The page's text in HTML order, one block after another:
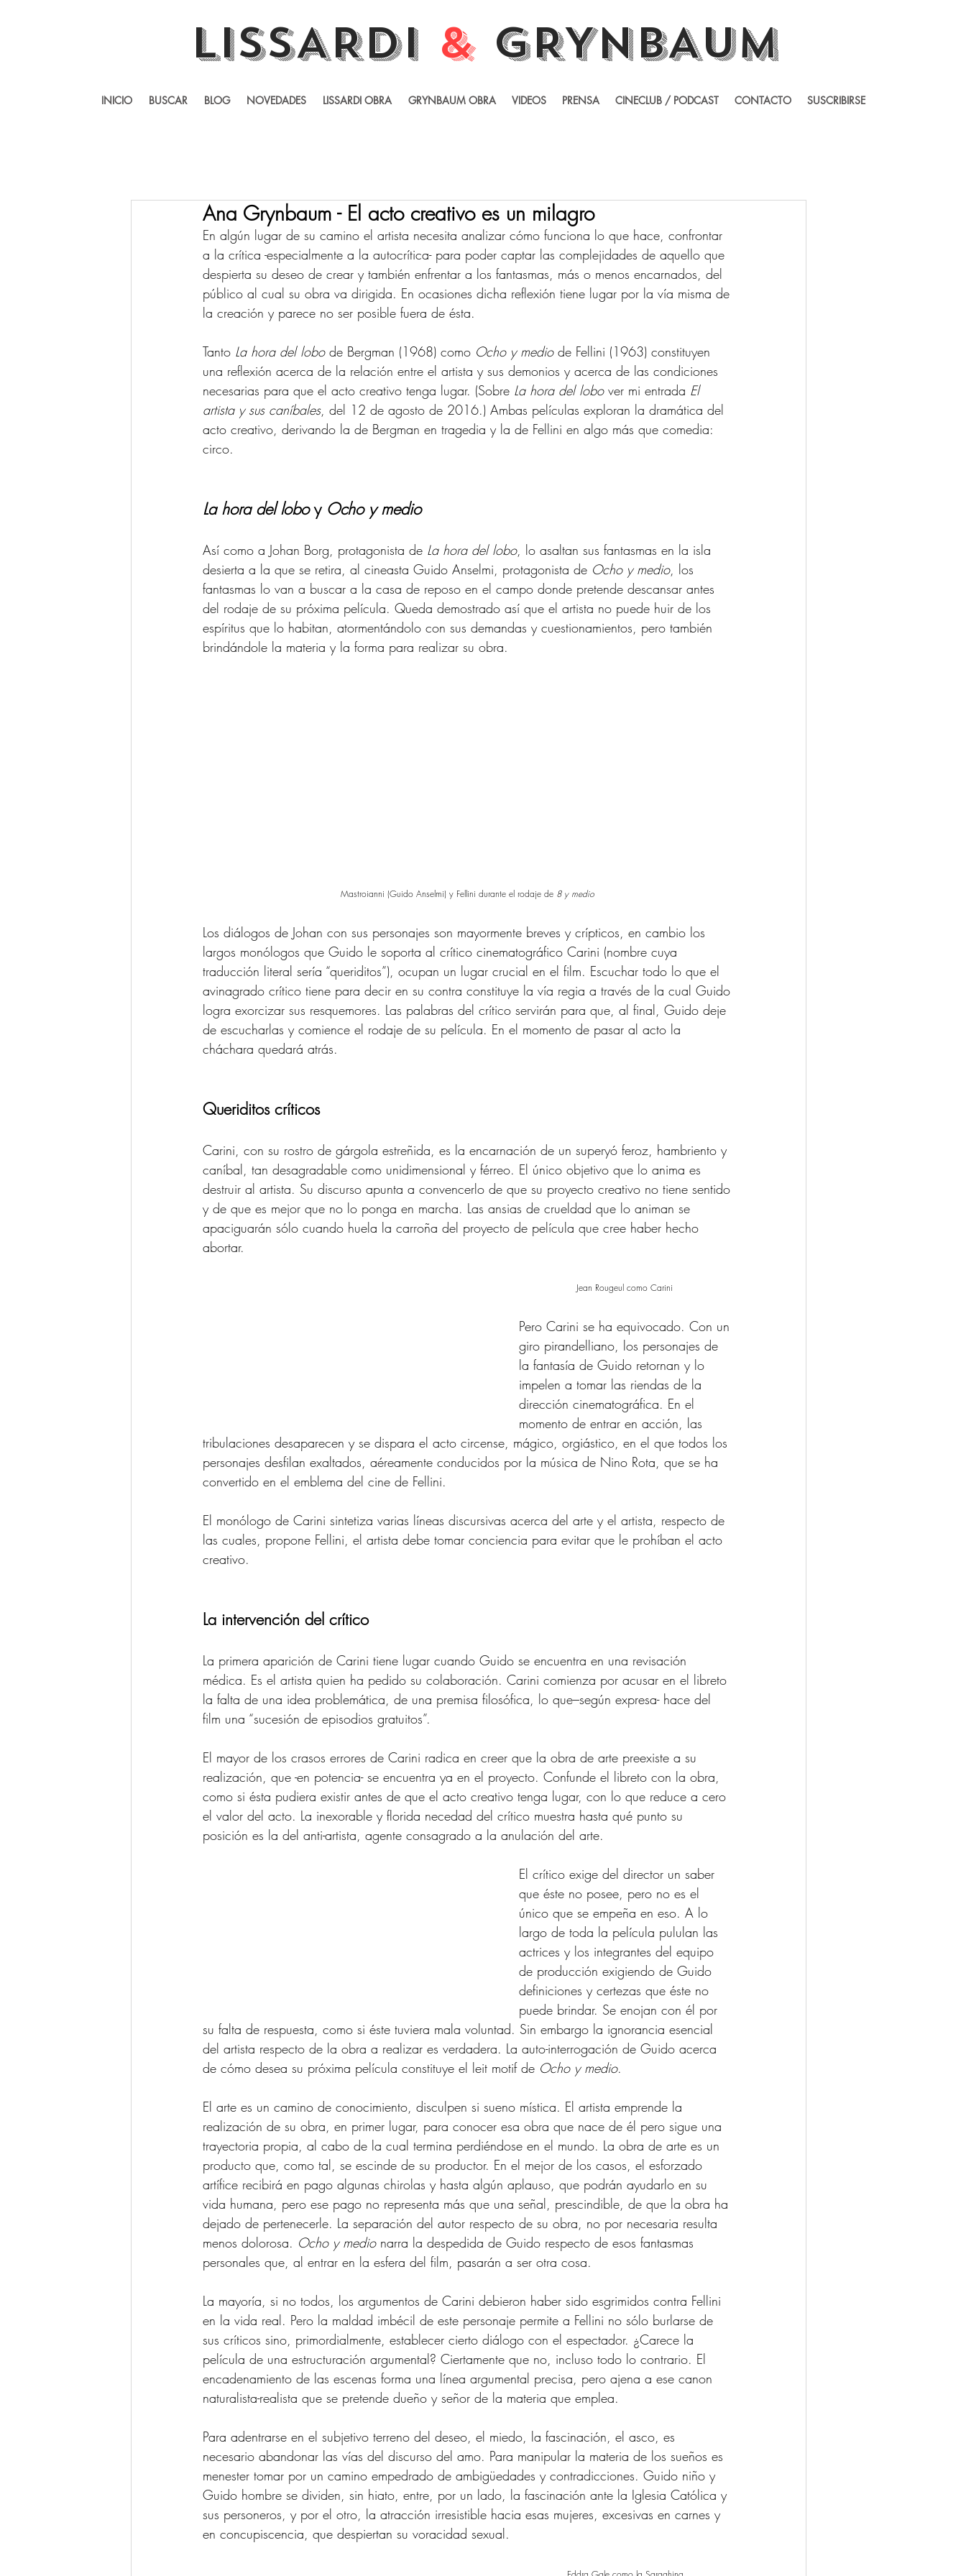
LISSARDI &GRYNBAUM
INICIO BUSCAR BLOG NOVEDADES LISSARDI OBRA GRYNBAUM OBRA VIDEOS PRENSA CINECLUB / PODCAST CONTACTO SUSCRIBIRSE
Ana Grynbaum - El acto creativo es un milagro
En algún lugar de su camino el artista necesita analizar cómo funciona lo que hace, confrontar
a la crítica -especialmente a la autocrítica- para poder captar las complejidades de aquello que
despierta su deseo de crear y también enfrentar a los fantasmas, más o menos encarnados, del
público al cual su obra va dirigida. En ocasiones dicha reflexión tiene lugar por la vía misma de
la creación y parece no ser posible fuera de ésta.
Tanto La hora del lobo de Bergman (1968) como Ocho y medio de Fellini (1963) constituyen
una reflexión acerca de la relación entre el artista y sus demonios y acerca de las condiciones
necesarias para que el acto creativo tenga lugar. (Sobre La hora del lobo ver mi entrada El
artista y sus caníbales, del 12 de agosto de 2016.) Ambas películas exploran la dramática del
acto creativo, derivando la de Bergman en tragedia y la de Fellini en algo más que comedia:
circo.
La hora del lobo y Ocho y medio
Así como a Johan Borg, protagonista de La hora del lobo, lo asaltan sus fantasmas en la isla
desierta a la que se retira, al cineasta Guido Anselmi, protagonista de Ocho y medio, los
fantasmas lo van a buscar a la casa de reposo en el campo donde pretende descansar antes
del rodaje de su próxima película. Queda demostrado así que el artista no puede huir de los
espíritus que lo habitan, atormentándolo con sus demandas y cuestionamientos, pero también
brindándole la materia y la forma para realizar su obra.
Mastroianni (Guido Anselmi) y Fellini durante el rodaje de 8 y medio
Los diálogos de Johan con sus personajes son mayormente breves y crípticos, en cambio los
largos monólogos que Guido le soporta al crítico cinematográfico Carini (nombre cuya
traducción literal sería “queriditos”), ocupan un lugar crucial en el film. Escuchar todo lo que el
avinagrado crítico tiene para decir en su contra constituye la vía regia a través de la cual Guido
logra exorcizar sus resquemores. Las palabras del crítico servirán para que, al final, Guido deje
de escucharlas y comience el rodaje de su película. En el momento de pasar al acto la
cháchara quedará atrás.
Queriditos críticos
Carini, con su rostro de gárgola estreñida, es la encarnación de un superyó feroz, hambriento y
caníbal, tan desagradable como unidimensional y férreo. El único objetivo que lo anima es
destruir al artista. Su discurso apunta a convencerlo de que su proyecto creativo no tiene sentido
y de que es mejor que no lo ponga en marcha. Las ansias de crueldad que lo animan se
apaciguarán sólo cuando huela la carroña del proyecto de película que cree haber hecho
abortar.
Jean Rougeul como Carini
Pero Carini se ha equivocado. Con un
giro pirandelliano, los personajes de
la fantasía de Guido retornan y lo
impelen a tomar las riendas de la
dirección cinematográfica. En el
momento de entrar en acción, las
tribulaciones desaparecen y se dispara el acto circense, mágico, orgiástico, en el que todos los
personajes desfilan exaltados, aéreamente conducidos por la música de Nino Rota, que se ha
convertido en el emblema del cine de Fellini.
El monólogo de Carini sintetiza varias líneas discursivas acerca del arte y el artista, respecto de
las cuales, propone Fellini, el artista debe tomar conciencia para evitar que le prohíban el acto
creativo.
La intervención del crítico
La primera aparición de Carini tiene lugar cuando Guido se encuentra en una revisación
médica. Es el artista quien ha pedido su colaboración. Carini comienza por acusar en el libreto
la falta de una idea problemática, de una premisa filosófica, lo que–según expresa- hace del
film una “sucesión de episodios gratuitos”.
El mayor de los crasos errores de Carini radica en creer que la obra de arte preexiste a su
realización, que -en potencia- se encuentra ya en el proyecto. Confunde el libreto con la obra,
como si ésta pudiera existir antes de que el acto creativo tenga lugar, con lo que reduce a cero
el valor del acto. La inexorable y florida necedad del crítico muestra hasta qué punto su
posición es la del anti-artista, agente consagrado a la anulación del arte.
El crítico exige del director un saber
que éste no posee, pero no es el
único que se empeña en eso. A lo
largo de toda la película pululan las
actrices y los integrantes del equipo
de producción exigiendo de Guido
definiciones y certezas que éste no
puede brindar. Se enojan con él por
su falta de respuesta, como si éste tuviera mala voluntad. Sin embargo la ignorancia esencial
del artista respecto de la obra a realizar es verdadera. La auto-interrogación de Guido acerca
de cómo desea su próxima película constituye el leit motif de Ocho y medio.
El arte es un camino de conocimiento, disculpen si sueno mística. El artista emprende la
realización de su obra, en primer lugar, para conocer esa obra que nace de él pero sigue una
trayectoria propia, al cabo de la cual termina perdiéndose en el mundo. La obra de arte es un
producto que, como tal, se escinde de su productor. En el mejor de los casos, el esforzado
artífice recibirá en pago algunas chirolas y hasta algún aplauso, que podrán ayudarlo en su
vida humana, pero ese pago no representa más que una señal, prescindible, de que la obra ha
dejado de pertenecerle. La separación del autor respecto de su obra, no por necesaria resulta
menos dolorosa. Ocho y medio narra la despedida de Guido respecto de esos fantasmas
personales que, al entrar en la esfera del film, pasarán a ser otra cosa.
La mayoría, si no todos, los argumentos de Carini debieron haber sido esgrimidos contra Fellini
en la vida real. Pero la maldad imbécil de este personaje permite a Fellini no sólo burlarse de
sus críticos sino, primordialmente, establecer cierto diálogo con el espectador. ¿Carece la
película de una estructuración argumental? Ciertamente que no, incluso todo lo contrario. El
encadenamiento de las escenas forma una línea argumental precisa, pero ajena a ese canon
naturalista-realista que se pretende dueño y señor de la materia que emplea.
Para adentrarse en el subjetivo terreno del deseo, el miedo, la fascinación, el asco, es
necesario abandonar las vías del discurso del amo. Para manipular la materia de los sueños es
menester tomar por un camino empedrado de ambigüedades y contradicciones. Guido niño y
Guido hombre se dividen, sin hiato, entre, por un lado, la fascinación ante la Iglesia Católica y
sus personeros, y por el otro, la atracción irresistible hacia esas mujeres, excesivas en carnes y
en concupiscencia, que despiertan su voracidad sexual.